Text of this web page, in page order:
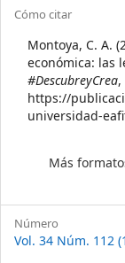
Article
Details
Cómo citar
Montoya, C. A.
económica: las
#DescubreyCrea,
https://
universidad-
Más
Número
Vol. 34 Núm. 112